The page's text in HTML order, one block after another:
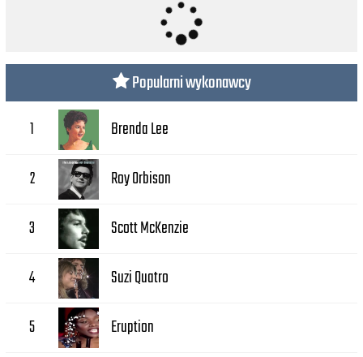
Popularni wykonawcy
1 Brenda Lee
2 Roy Orbison
3 Scott McKenzie
4 Suzi Quatro
5 Eruption